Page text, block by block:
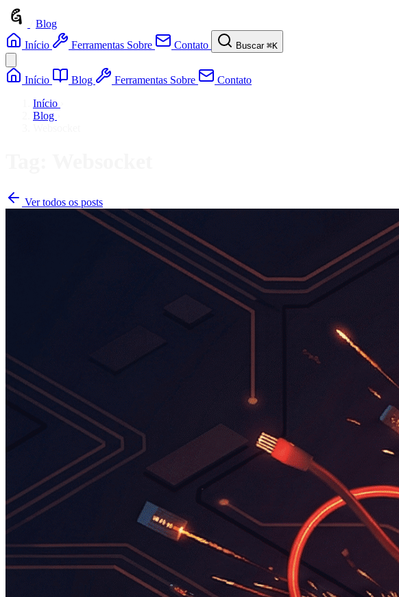
Blog
Início
Ferramentas Sobre Contato Buscar ⌘K
Início Blog Ferramentas Sobre
Contato
Início
Blog
Ver todos os posts